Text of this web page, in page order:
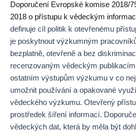
Doporučení Evropské komise 2018/
2018 o přístupu k vědeckým
definuje cíl politik k otevřenému
je poskytnout výzkumným
bezplatně, otevřeně a bez
recenzovaným vědeckým
ostatním výstupům výzkumu v co
umožnit používání a opakované
vědeckého výzkumu. Otevřený
prostředek šíření informací.
vědeckých dat, která by měla být